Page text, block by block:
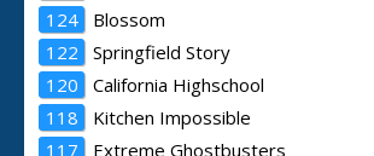
124
Blossom
122
Springfield Story
120
California Highschool
118
Kitchen Impossible
117
Extreme Ghostbusters